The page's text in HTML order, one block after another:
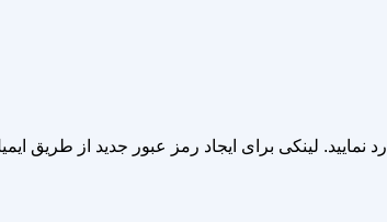
لینکی برای ایجاد رمز عبور جدید از طریق